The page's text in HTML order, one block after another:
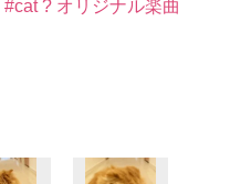
#cat ? オリジナル楽曲